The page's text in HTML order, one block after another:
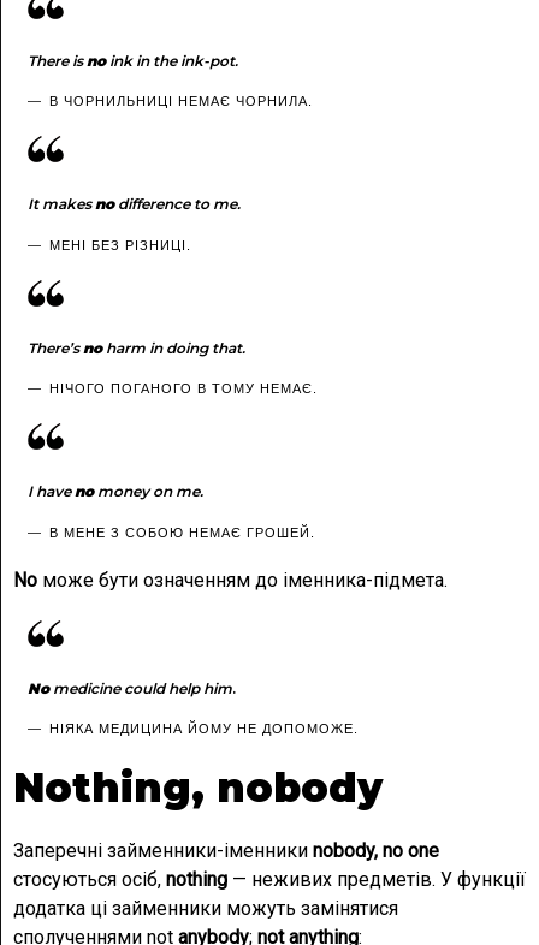
There is noink in the ink-pot.
В ЧОРНИЛЬНИЦІ НЕМАЄ ЧОРНИЛА.
It makesnodifference to me.
МЕНІ БЕЗ РІЗНИЦІ.
There’s noharm in doing that.
НІЧОГО ПОГАНОГО В ТОМУ НЕМАЄ.
I havenomoney on me.
В МЕНЕ З СОБОЮ НЕМАЄ ГРОШЕЙ.
No може бути означенням до іменника-підмета.
Nomedicine could help him.
НІЯКА МЕДИЦИНА ЙОМУ НЕ ДОПОМОЖЕ.
Nothing, nobody
Заперечні займенники-іменники nobody, no one
стосуються осіб, nothing — неживих предметів. У функції
додатка ці займенники можуть замінятися
сполученнями not anybody; not anything: